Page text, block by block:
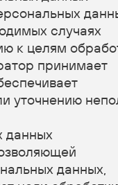
договору.
адрес
пометкой